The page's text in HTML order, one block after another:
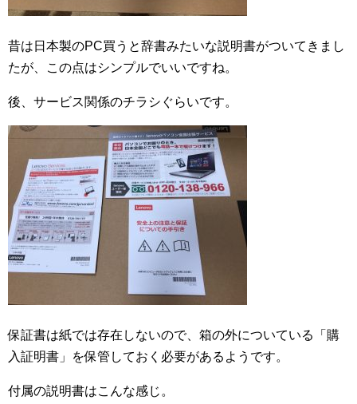
昔は日本製のPC買うと辞書みたいな説明書がついてきまし
たが、この点はシンプルでいいですね。
後、サービス関係のチラシぐらいです。
保証書は紙では存在しないので、箱の外についている「購
入証明書」を保管しておく必要があるようです。
付属の説明書はこんな感じ。